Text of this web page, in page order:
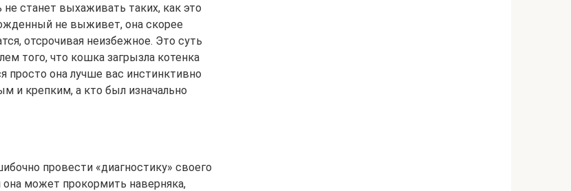
станет выхаживать таких, как это
не выживет, она скорее
отсрочивая неизбежное. Это суть
того, что кошка загрызла котенка
просто она лучше вас инстинктивно
и крепким, а кто был изначально
провести «диагностику» своего
может прокормить наверняка,